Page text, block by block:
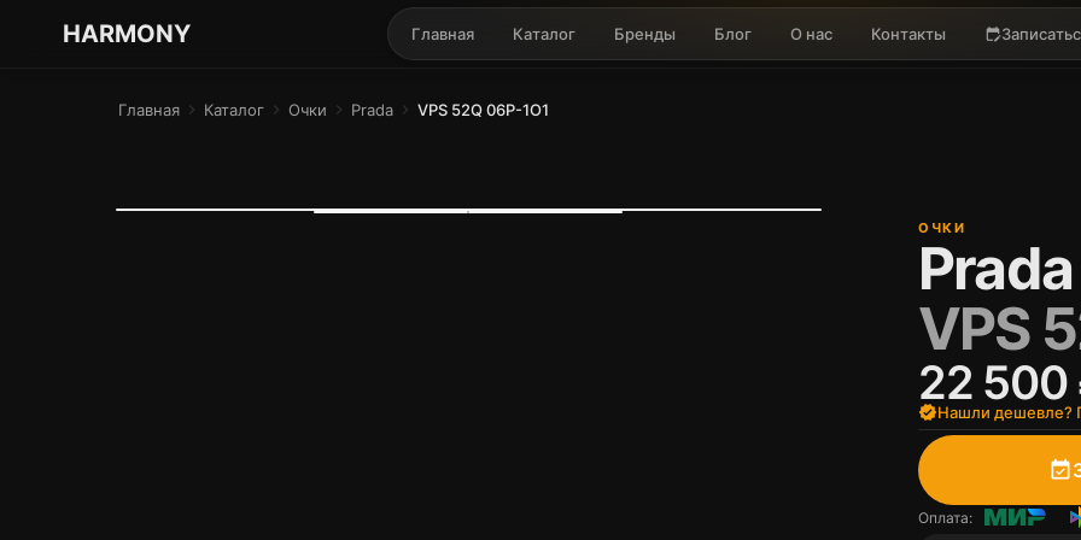
ГАРМОНИЯ ГЛАЗ
HARMONY Главная Каталог Бренды Блог О нас Контакты edit_calendar
Главная chevron_right Каталог chevron_right Очки chevron_right Prada chevron_right VPS 52Q 06P-1O1
ОЧКИ
Prada
VPS
22 500
verifiedНашли дешевле?
event_available
Оплата: